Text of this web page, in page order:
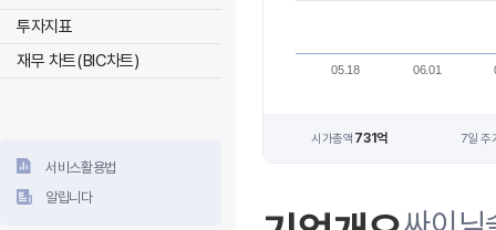
투자지표
재무 차트(BIC차트)
서비스활용법
알립니다
05.18 06.01
시가총액 731억 7일 주